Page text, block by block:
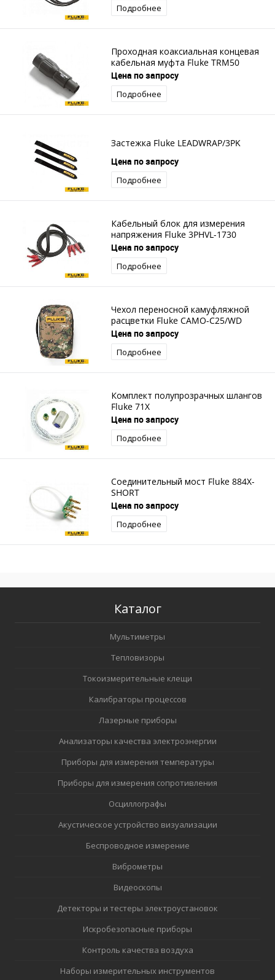
Подробнее
Проходная коаксиальная концевая
кабельная муфта Fluke TRM50
Цена по запросу
Подробнее
Застежка Fluke LEADWRAP/3PK
Цена по запросу
Подробнее
Кабельный блок для измерения
напряжения Fluke 3PHVL-1730
Цена по запросу
Подробнее
Чехол переносной камуфляжной
расцветки Fluke CAMO-C25/WD
Цена по запросу
Подробнее
Комплект полупрозрачных шлангов
Fluke 71X
Цена по запросу
Подробнее
Соединительный мост Fluke 884X-
SHORT
Цена по запросу
Подробнее
Каталог
Мультиметры
Тепловизоры
Токоизмерительные клещи
Калибраторы процессов
Лазерные приборы
Анализаторы качества электроэнергии
Приборы для измерения температуры
Приборы для измерения сопротивления
Осциллографы
Акустическое устройство визуализации
Беспроводное измерение
Виброметры
Видеоскопы
Детекторы и тестеры электроустановок
Искробезопасные приборы
Контроль качества воздуха
Наборы измерительных инструментов